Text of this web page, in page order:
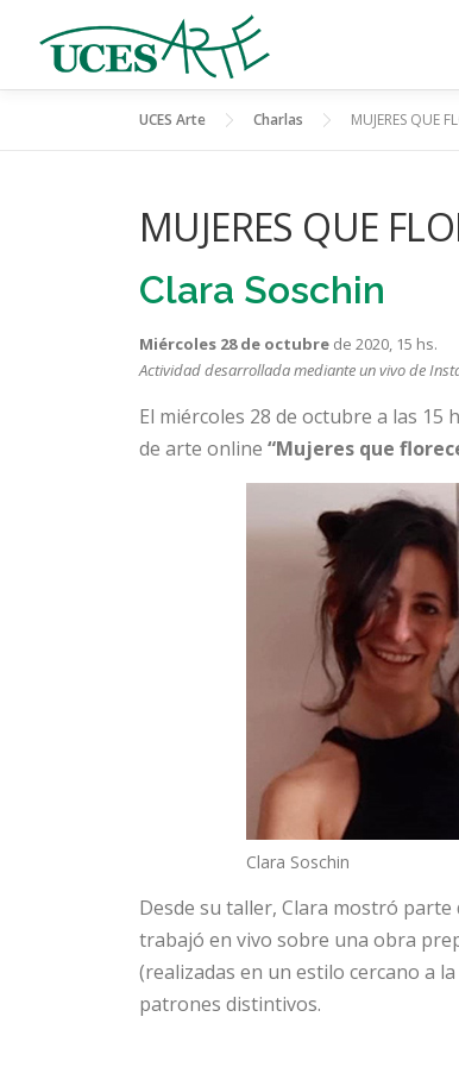
content
UCES Arte Charlas MUJERES QUE
MUJERES QUE
Clara Soschin
Miércoles 28 de octubre de 2020, 15 hs.
Actividad desarrolladamediante un vivo de
El miércoles 28 de octubre a las 15
de arte online “Mujeres que
Clara Soschin
Desde su taller, Clara mostró
trabajó en vivo sobre una obra
(realizadas en un estilo cercano a
patrones distintivos.